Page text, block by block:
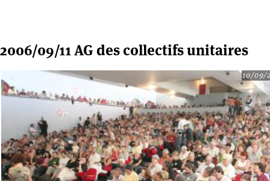
2006/09/11 AG des collectifs unitaires
10/09/